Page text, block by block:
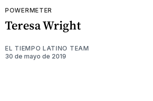
POWERMETER
Teresa Wright
EL TIEMPO LATINO TEAM
30 de mayo de 2019